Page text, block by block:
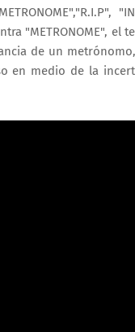
"METRONOME",
de un
en medio de la